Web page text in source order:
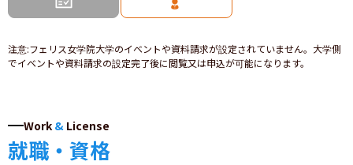
注意:フェリス女学院大学のイベントや資料請求が設定されていません。大学側
でイベントや資料請求の設定完了後に閲覧又は申込が可能になります。
Work & License
就職・資格